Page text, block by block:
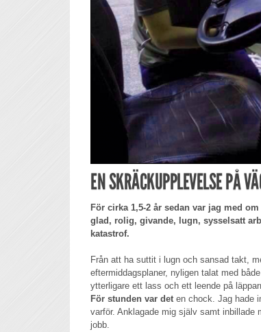
EN SKRÄCKUPPLEVELSE PÅ
För cirka 1,5-2 år sedan var jag med
glad, rolig, givande, lugn, sysselsatt
katastrof.
Från att ha suttit i lugn och sansad takt,
eftermiddagsplaner, nyligen talat med
ytterligare ett lass och ett leende på
För stunden var deten chock. Jag hade
varför. Anklagade mig själv samt
jobb.